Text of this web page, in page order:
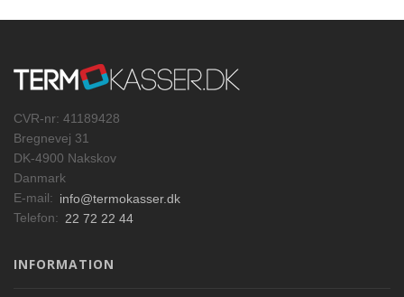
CVR-nr: 41189428
Bregnevej 31
DK-4900 Nakskov
Danmark
E-mail: info@termokasser.dk
Telefon: 22 72 22 44
INFORMATION